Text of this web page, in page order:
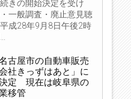
きの開始決定を受け
一般調査・廃止意見聴
成28年9月8日午後2時
古屋市の自動車販売
社きっずはあと」に
定 現在は岐阜県の
移管